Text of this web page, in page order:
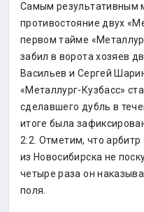
Самым результативным
противостояние двух
первом тайме
забил в ворота хозяев
Васильев и Сергей
«Металлург-Кузбасс»
сделавшего дубль в
итоге была
2:2. Отметим, что арбитр
из Новосибирска не
четыре раза он
поля.